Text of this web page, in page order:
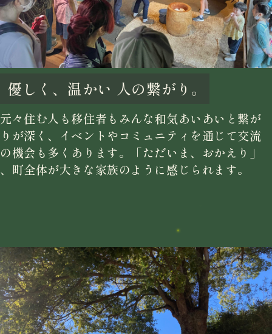
優しく、温かい 人の繋がり。
元々住む人も移住者もみんな和気あいあいと繋が
りが深く、イベントやコミュニティを通じて交流
の機会も多くあります。「ただいま、おかえり」
、町全体が大きな家族のように感じられます。